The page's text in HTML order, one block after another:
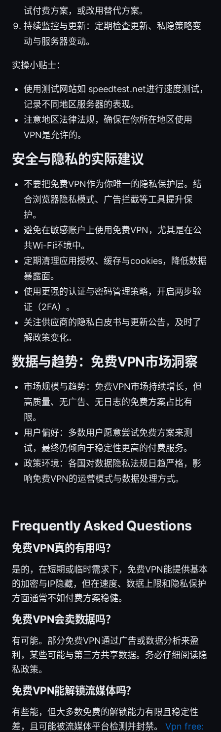
试付费方案，或改用替代方案。
持续监控与更新：定期检查更新、私隐策略变
动与服务器变动。
实操小贴士：
使用测试网站如 speedtest.net进行速度测试，
记录不同地区服务器的表现。
注意地区法律法规，确保在你所在地区使用
VPN是允许的。
安全与隐私的实际建议
不要把免费VPN作为你唯一的隐私保护层。结
合浏览器隐私模式、广告拦截等工具提升保
护。
避免在敏感账户上使用免费VPN，尤其是在公
共Wi-Fi环境中。
定期清理应用授权、缓存与cookies，降低数据
暴露面。
使用更强的认证与密码管理策略，开启两步验
证（2FA）。
关注供应商的隐私白皮书与更新公告，及时了
解政策变化。
数据与趋势：免费VPN市场洞察
市场规模与趋势：免费VPN市场持续增长，但
高质量、无广告、无日志的免费方案占比有
限。
用户偏好：多数用户愿意尝试免费方案来测
试，最终仍倾向于稳定性更高的付费服务。
政策环境：各国对数据隐私法规日趋严格，影
响免费VPN的运营模式与数据处理方式。
Frequently Asked Questions
免费VPN真的有用吗？
是的，在短期或临时需求下，免费VPN能提供基本
的加密与IP隐藏，但在速度、数据上限和隐私保护
方面通常不如付费方案稳健。
免费VPN会卖数据吗？
有可能。部分免费VPN通过广告或数据分析来盈
利，某些可能与第三方共享数据。务必仔细阅读隐
私政策。
免费VPN能解锁流媒体吗？
有些能，但大多数免费的解锁能力有限且稳定性
差，且可能被流媒体平台检测并封禁。 Vpn free: